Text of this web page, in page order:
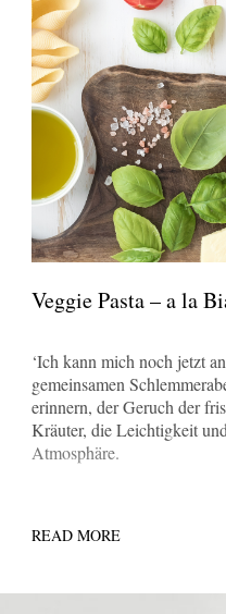
Veggie Pasta – a la
‘Ich kann mich noch jetzt
gemeinsamen
erinnern, der Geruch der
Kräuter, die Leichtigkeit und
Atmosphäre.
READ MORE